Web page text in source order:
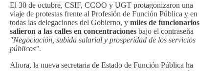
El 30 de octubre, CSIF, CCOO y UGT protagonizaron una
viaje de protestas frente al Profesión de Función Pública y en
todas las delegaciones del Gobierno, y miles de funcionarios
salieron a las calles en concentraciones bajo el contraseña
"Negociación, subida salarial y prosperidad de los servicios
públicos".
Ahora, la nueva secretaria de Estado de Función Pública ha